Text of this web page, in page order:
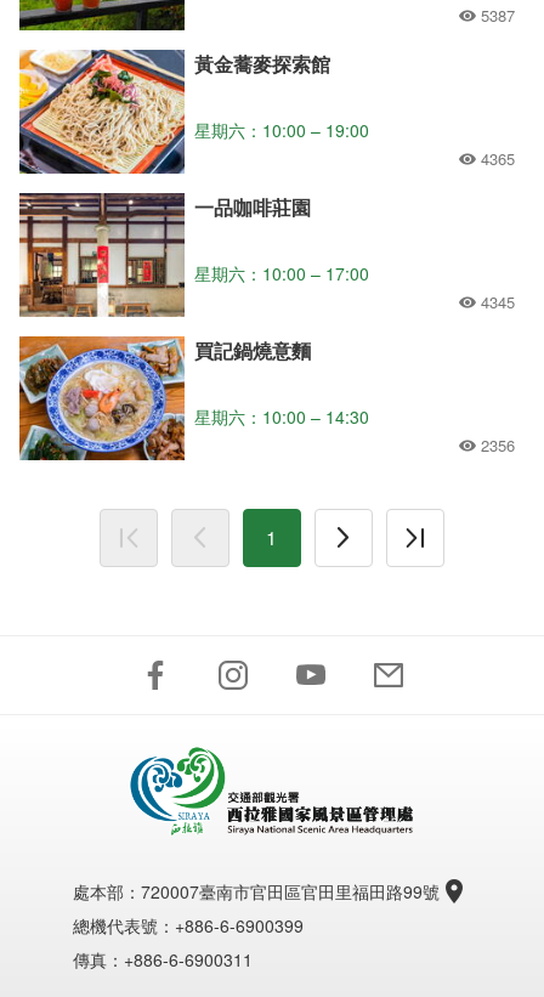
5387
黃金蕎麥探索館
星期六：10:00 – 19:00
4365
一品咖啡莊園
星期六：10:00 – 17:00
4345
買記鍋燒意麵
星期六：10:00 – 14:30
2356
1
處本部： 720007臺南市官田區官田里福田路99號
總機代表號：+886-6-6900399
傳真：+886-6-6900311